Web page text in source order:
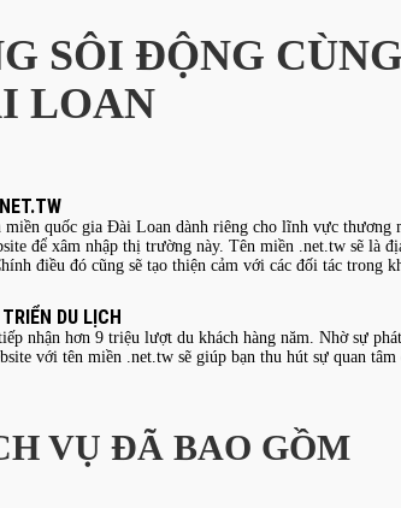
SÔI ĐỘNG CÙNG
LOAN
quốc gia Đài Loan dành riêng cho lĩnh vực
để xâm nhập thị trường này. Tên miền .net.tw sẽ là
điều đó cũng sẽ tạo thiện cảm với các đối tác trong
DU LỊCH
nhận hơn 9 triệu lượt du khách hàng năm. Nhờ sự
với tên miền .net.tw sẽ giúp bạn thu hút sự quan tâm
VỤ ĐÃ BAO GỒM